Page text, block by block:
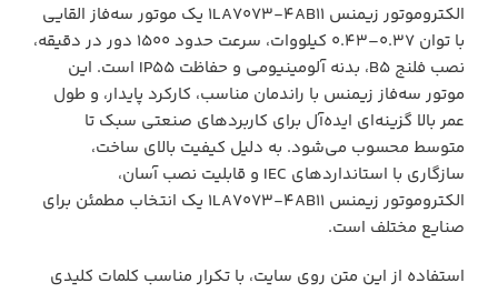
الکتروموتور زیمنس 1LA7073-4AB11 یک موتور سه‌فاز القایی
با توان 0.37–0.43 کیلووات، سرعت حدود 1500 دور در دقیقه،
نصب فلنج B5، بدنه آلومینیومی و حفاظت IP55 است. این
موتور سه‌فاز زیمنس با راندمان مناسب، کارکرد پایدار، و طول
عمر بالا گزینه‌ای ایده‌آل برای کاربردهای صنعتی سبک تا
متوسط محسوب می‌شود. به دلیل کیفیت بالای ساخت،
سازگاری با استانداردهای IEC و قابلیت نصب آسان،
الکتروموتور زیمنس 1LA7073-4AB11 یک انتخاب مطمئن برای
صنایع مختلف است.
استفاده از این متن روی سایت، با تکرار مناسب کلمات کلیدی